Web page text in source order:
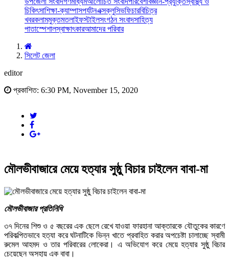
চিকিৎসাশিক্ষা-ক্যাম্পাসপর্যটনএক্সক্লুসিভফিচারবিচিত্র
খবরকলামমুক্তমতলাইফস্টাইলসংগঠন সংবাদসাহিত্য
পাতাস্পেশালস্বাক্ষাৎকারআমাদের পরিবার
সিলেট জেলা
editor
প্রকাশিত: 6:30 PM, November 15, 2020
মৌলভীবাজারে মেয়ে হত্যার সুষ্ঠু বিচার চাইলেন বাবা-মা
মৌলভীবাজার প্রতিনিধি
৩৭ দিনের শিশু ও ৫ বছরের এক ছেলে রেখে যাওয়া ফারহানা আক্তারকে যৌতুকের কারণে
পরিকল্পিতভাবে হত্যা করে ঘটনাটিকে ভিন্ন খাতে প্রবাহিত করার অপচেষ্টা চালাচ্ছে স্বামী
রুমেল আহমদ ও তার পরিবারের লোকেরা। এ অভিযোগ করে মেয়ে হত্যার সুষ্ঠু বিচার
চেয়েছেন অসহায় এক বাবা।